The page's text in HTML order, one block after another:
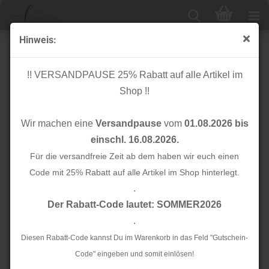
Hinweis:
!! VERSANDPAUSE 25% Rabatt auf alle Artikel im
Shop !!
Wir machen eine Versandpausevom 01.08.2026 bis
einschl. 16.08.2026.
Für die versandfreie Zeit ab dem haben wir euch einen
Code mit 25% Rabatt auf alle Artikel im Shop hinterlegt.
.
Der Rabatt-Code lautet: SOMMER2026
.
Diesen Rabatt-Code kannst Du im Warenkorb in das Feld "Gutschein-
Code" eingeben und somit einlösen!
Knopf Corozo - Plain - 11 mm - warm sand - meetMilk